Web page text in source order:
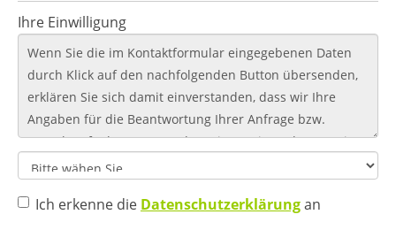
Ihre Einwilligung
Ich erkenne die Datenschutzerklärungan